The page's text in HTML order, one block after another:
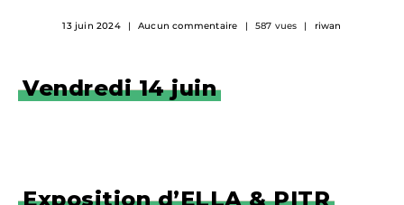
13 juin 2024 Aucun commentaire 587 vues riwan
Vendredi 14 juin
Exposition d’ELLA & PITR